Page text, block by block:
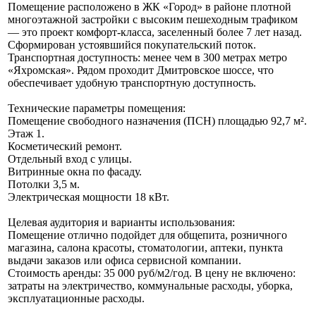
Помещение расположено в ЖК «Город» в районе плотной
многоэтажной застройки с высоким пешеходным трафиком
— это проект комфорт-класса, заселенный более 7 лет назад.
Сформирован устоявшийся покупательский поток.
Транспортная доступность: менее чем в 300 метрах метро
«Яхромская». Рядом проходит Дмитровское шоссе, что
обеспечивает удобную транспортную доступность.
Технические параметры помещения:
Помещение свободного назначения (ПСН) площадью 92,7 м².
Этаж 1.
Косметический ремонт.
Отдельный вход с улицы.
Витринные окна по фасаду.
Потолки 3,5 м.
Электрическая мощности 18 кВт.
Целевая аудитория и варианты использования:
Помещение отлично подойдет для общепита, розничного
магазина, салона красоты, стоматологии, аптеки, пункта
выдачи заказов или офиса сервисной компании.
Стоимость аренды: 35 000 руб/м2/год. В цену не включено:
затраты на электричество, коммунальные расходы, уборка,
эксплуатационные расходы.